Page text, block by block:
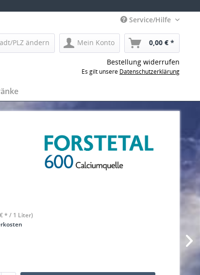
Service/Hilfe
PLZ ändern Mein Konto 0,00 € *
Bestellung widerrufen
Es gilt unsere Datenschutzerklärung
* / 1 Liter)